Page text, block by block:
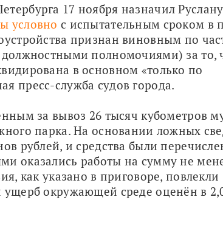
17 ноября назначил Руслану
условно с испытательным сроком в
признан виновным по
полномочиями) за то,
в основном «только по
пресс-служба судов города.
за вывоз 26 тысяч кубометров
парка. На основании ложных
рублей, и средства были
оказались работы на сумму не
как указано в приговоре, повлекли
ущерб окружающей среде оценён в